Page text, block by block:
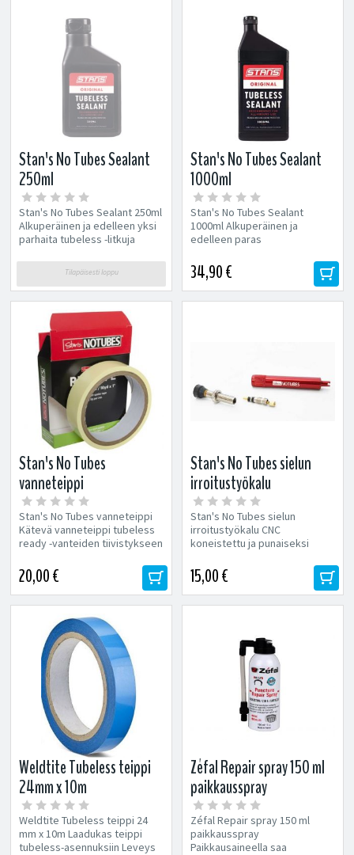
Stan's No Tubes Sealant
250ml
Stan's No Tubes Sealant 250ml
Alkuperäinen ja edelleen yksi
parhaita tubeless -litkuja
Tilapäisesti loppu
Stan's No Tubes Sealant
1000ml
Stan's No Tubes Sealant
1000ml Alkuperäinen ja
edelleen paras
Moninkertainen...
34,90 €
Stan's No Tubes
vanneteippi
Stan's No Tubes vanneteippi
Kätevä vanneteippi tubeless
ready -vanteiden tiivistykseen
20,00 €
Stan's No Tubes sielun
irroitustyökalu
Stan's No Tubes sielun
irroitustyökalu CNC
koneistettu ja punaiseksi
irroitettua...
15,00 €
Weldtite Tubeless teippi
24mm x 10m
Weldtite Tubeless teippi 24
mm x 10m Laadukas teippi
tubeless-asennuksiin Leveys
Zéfal Repair spray 150 ml
paikkausspray
Zéfal Repair spray 150 ml
paikkausspray
Paikkausaineella saa